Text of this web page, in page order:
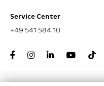
Service Center
+49 541 584 10